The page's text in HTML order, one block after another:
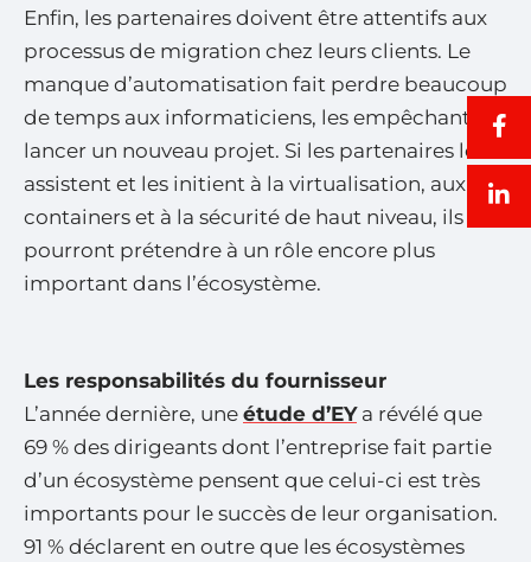
Enfin, les partenaires doivent être attentifs aux
processus de migration chez leurs clients. Le
manque d’automatisation fait perdre beaucoup
de temps aux informaticiens, les empêchant de
lancer un nouveau projet. Si les partenaires les
assistent et les initient à la virtualisation, aux
containers et à la sécurité de haut niveau, ils
pourront prétendre à un rôle encore plus
important dans l’écosystème.
Les responsabilités du fournisseur
L’année dernière, une étude d’EYa révélé que
69 % des dirigeants dont l’entreprise fait partie
d’un écosystème pensent que celui-ci est très
importants pour le succès de leur organisation.
91 % déclarent en outre que les écosystèmes